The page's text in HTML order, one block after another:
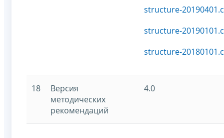
structure-
structure-
structure-
18
Версия
методических
рекомендаций
4.0